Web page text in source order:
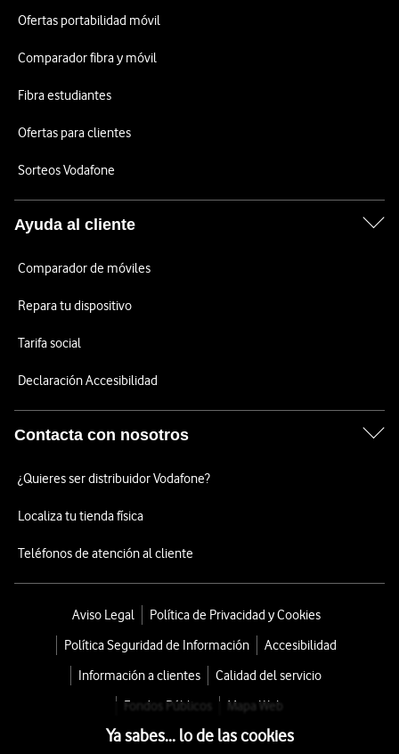
Ofertas portabilidad móvil
Comparador fibra y móvil
Fibra estudiantes
Ofertas para clientes
Sorteos Vodafone
Ayuda al cliente
Comparador de móviles
Repara tu dispositivo
Tarifa social
Declaración Accesibilidad
Contacta con nosotros
¿Quieres ser distribuidor Vodafone?
Localiza tu tienda física
Teléfonos de atención al cliente
Aviso Legal
Política de Privacidad y Cookies
Política Seguridad de Información
Accesibilidad
Información a clientes
Calidad del servicio
Fondos Públicos
Mapa Web
Ya sabes... lo de las cookies